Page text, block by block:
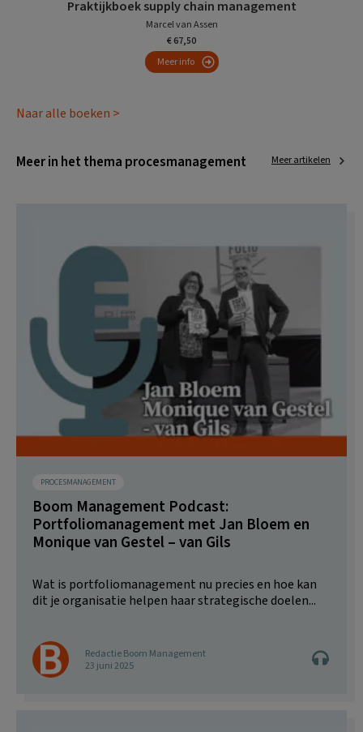
Praktijkboek supply chain management
Marcel van Assen
€ 67,50
Meer info
Naar alle boeken >
Meer in het thema procesmanagement Meer artikelen
PROCESMANAGEMENT
Boom Management Podcast:
Portfoliomanagement met Jan Bloem en
Monique van Gestel – van Gils
Wat is portfoliomanagement nu precies en hoe kan
dit je organisatie helpen haar strategische doelen...
Redactie Boom Management
23 juni 2025